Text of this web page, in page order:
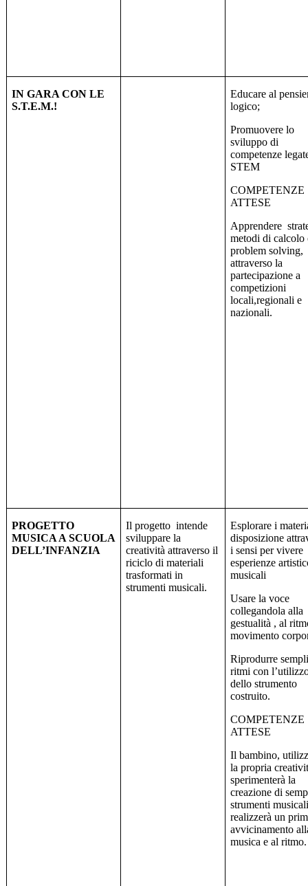
IN GARA CON LE
S.T.E.M.!
Educare al
logico;
Promuovere lo
sviluppo di
competenze
STEM
COMPETENZE
ATTESE
Apprendere
metodi di calcolo
problem solving,
attraverso la
partecipazione a
competizioni
locali,regionali e
nazionali.
PROGETTO
MUSICA A SCUOLA
DELL’INFANZIA
Il progetto intende
sviluppare la
creatività attraverso il
riciclo di materiali
trasformati in
strumenti musicali.
Esplorare i
disposizione
i sensi per vivere
esperienze
musicali
Usare la voce
collegandola alla
gestualità , al
movimento
Riprodurre
ritmi con
dello strumento
costruito.
COMPETENZE
ATTESE
Il bambino,
la propria
sperimenterà la
creazione di
strumenti
realizzerà un
avvicinamento
musica e al ritmo.